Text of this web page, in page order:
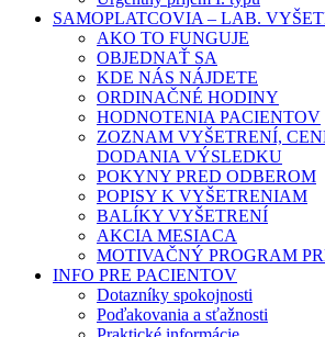
SAMOPLATCOVIA – LAB.
AKO TO FUNGUJE
OBJEDNAŤ SA
KDE NÁS NÁJDETE
ORDINAČNÉ HODINY
HODNOTENIA PACIENTOV
ZOZNAM VYŠETRENÍ,
DODANIA VÝSLEDKU
POKYNY PRED ODBEROM
POPISY K VYŠETRENIAM
BALÍKY VYŠETRENÍ
AKCIA MESIACA
MOTIVAČNÝ PROGRAM
INFO PRE PACIENTOV
Dotazníky spokojnosti
Poďakovania a sťažnosti